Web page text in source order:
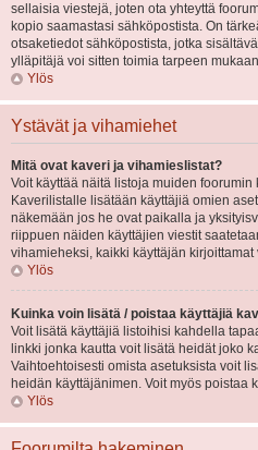
sellaisia viestejä, joten ota yhteyttä
kopio saamastasi sähköpostista. On
otsaketiedot sähköpostista, jotka
ylläpitäjä voi sitten toimia tarpeen
Ylös
Ystävät ja vihamiehet
Mitä ovat kaveri ja vihamieslistat?
Voit käyttää näitä listoja muiden
Kaverilistalle lisätään käyttäjiä omien
näkemään jos he ovat paikalla ja
riippuen näiden käyttäjien viestit
vihamieheksi, kaikki käyttäjän
Ylös
Kuinka voin lisätä / poistaa käyttäjiä
Voit lisätä käyttäjiä listoihisi kahdella
linkki jonka kautta voit lisätä heidät joko
Vaihtoehtoisesti omista asetuksista voit
heidän käyttäjänimen. Voit myös poistaa
Ylös